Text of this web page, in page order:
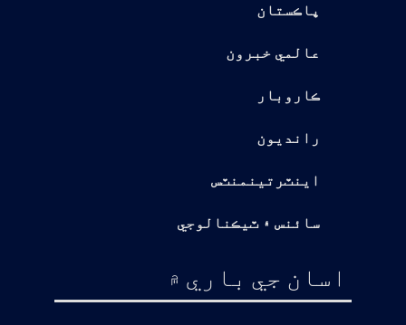
پاڪستان
عالمي خبرون
ڪاروبار
رانديون
اينٽرتينمنٽس
سائنس ۽ ٽيڪنالوجي
اسان جي باري ۾